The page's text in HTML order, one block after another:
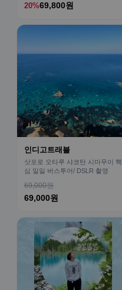
20%69,800원
인디고트래블
삿포로 오타루 샤코탄 시마무이 핵
심 일일 버스투어/ DSLR 촬영
69,000원
69,000원